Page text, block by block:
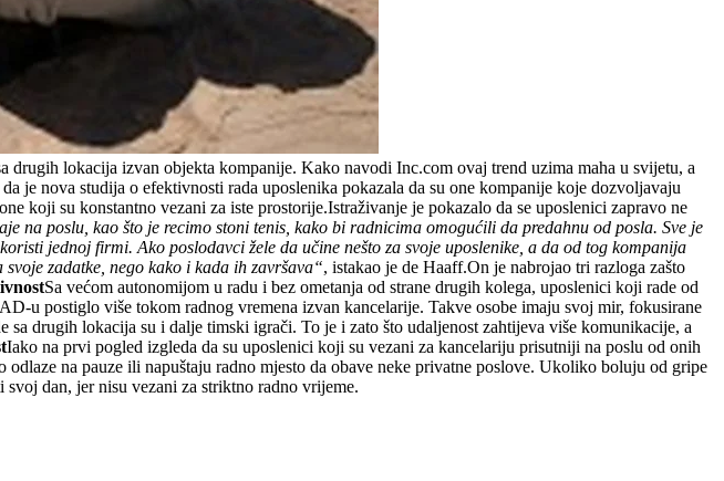
lokacija izvan objekta kompanije. Kako navodi Inc.com ovaj trend uzima maha u svijetu, a
je nova studija o efektivnosti rada uposlenika pokazala da su one kompanije koje dozvoljavaju
koji su konstantno vezani za iste prostorije.Istraživanje je pokazalo da se uposlenici zapravo ne
na poslu, kao što je recimo stoni tenis, kako bi radnicima omogućili da predahnu od posla. Sve je
jednoj firmi. Ako poslodavci žele da učine nešto za svoje uposlenike, a da od tog kompanija
zadatke, nego kako i kada ih završava“, istakao je de Haaff.On je nabrojao tri razloga zašto
Sa većom autonomijom u radu i bez ometanja od strane drugih kolega, uposlenici koji rade od
u postiglo više tokom radnog vremena izvan kancelarije. Takve osobe imaju svoj mir, fokusirane
drugih lokacija su i dalje timski igrači. To je i zato što udaljenost zahtijeva više komunikacije, a
Iako na prvi pogled izgleda da su uposlenici koji su vezani za kancelariju prisutniji na poslu od onih
na pauze ili napuštaju radno mjesto da obave neke privatne poslove. Ukoliko boluju od gripe
dan, jer nisu vezani za striktno radno vrijeme.